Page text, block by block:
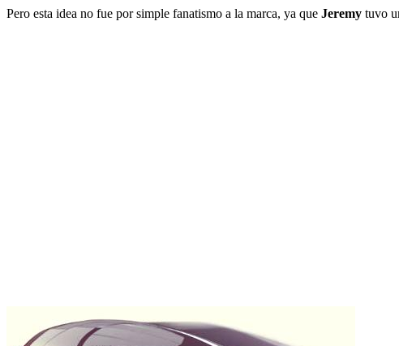
Pero esta idea no fue por simple fanatismo a la marca, ya que Jeremy tuvo